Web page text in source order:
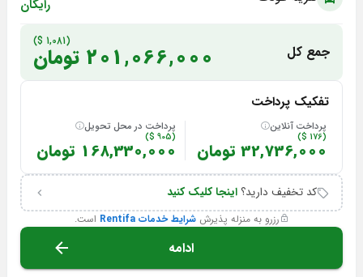
رایگان
جمع کل
(1,081 $)
201,066,000 تومان
تفکیک پرداخت
پرداخت آنلاین
(176 $)
32,736,000 تومان
پرداخت در محل تحویل
(905 $)
168,330,000 تومان
کد تخفیف دارید؟اینجا کلیک کنید
رزرو به منزله پذیرششرایط خدمات Rentifa است.
ادامه